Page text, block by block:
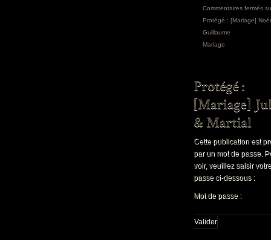
Commentaires fermés
Protégé : [Mariage]
Guillaume
Mariage
Cette publication est
par un mot de passe.
voir, veuillez saisir
passe ci-dessous :
Mot de passe :